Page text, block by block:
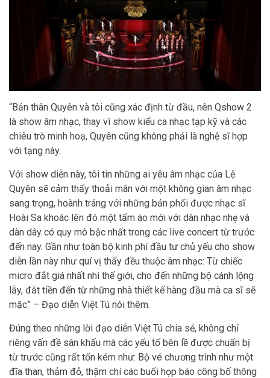
“Bản thân Quyên và tôi cũng xác định từ đầu, nên Qshow 2
là show âm nhạc, thay vì show kiểu ca nhạc tạp kỹ và các
chiêu trò minh hoạ, Quyên cũng không phải là nghệ sĩ hợp
với tạng này.
Với show diễn này, tôi tin những ai yêu âm nhạc của Lệ
Quyên sẽ cảm thấy thoải mãn với một không gian âm nhạc
sang trọng, hoành tráng với những bản phối được nhạc sĩ
Hoài Sa khoác lên đó một tấm áo mới với dàn nhạc nhẹ và
dàn dây có quy mô bậc nhất trong các live concert từ trước
đến nay. Gần như toàn bộ kinh phí đầu tư chủ yếu cho show
diễn lần này như quí vị thấy đều thuộc âm nhạc: Từ chiếc
micro đắt giá nhất nhì thế giới, cho đến những bộ cánh lộng
lẫy, đắt tiền đến từ những nhà thiết kế hàng đầu mà ca sĩ sẽ
mặc” – Đạo diễn Việt Tú nói thêm.
Đúng theo những lời đạo diễn Việt Tú chia sẻ, không chỉ
riêng vấn đề sân khấu mà các yếu tố bên lề được chuẩn bị
từ trước cũng rất tốn kém như: Bộ vé chương trình như một
đĩa than, thảm đỏ, thậm chí các buổi họp báo công bố thông